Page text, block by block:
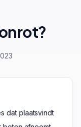
dat plaatsvindt